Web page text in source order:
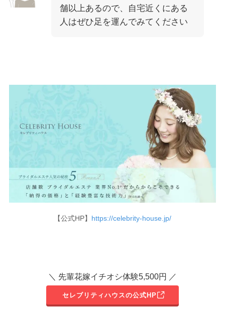
舗以上あるので、自宅近くにある
人はぜひ足を運んでみてください
【公式HP】 https://celebrity-house.jp/
＼ 先輩花嫁イチオシ体験5,500円 ／
セレブリティハウスの公式HP